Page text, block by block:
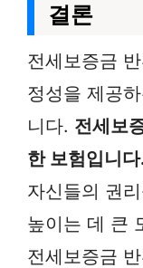
결론
전세보증금
정성을 제공
니다. 전세보
한 보험입니
자신들의 권
높이는 데 큰
전세보증금